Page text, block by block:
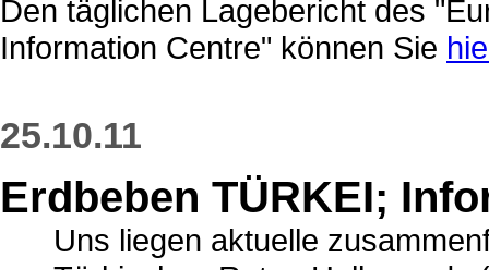
Den täglichen Lagebericht des
Information Centre" können Sie
25.10.11
Erdbeben TÜRKEI;
Uns liegen aktuelle